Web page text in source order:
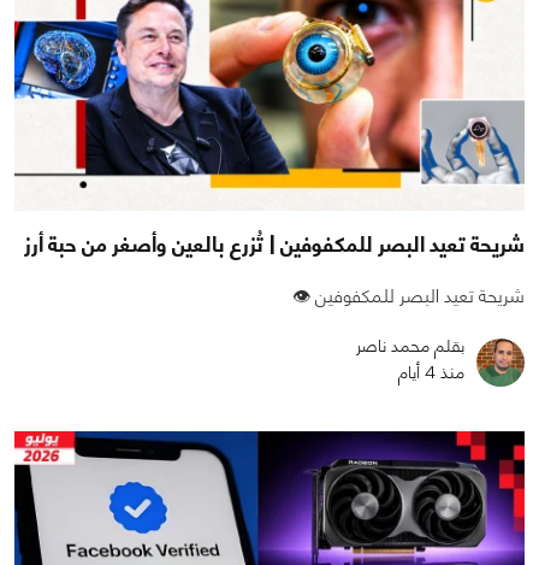
شريحة تعيد البصر للمكفوفين | تُزرع بالعين وأصغر من حبة أرز
شريحة تعيد البصر للمكفوفين 👁️
بقلم محمد ناصر
منذ 4 أيام